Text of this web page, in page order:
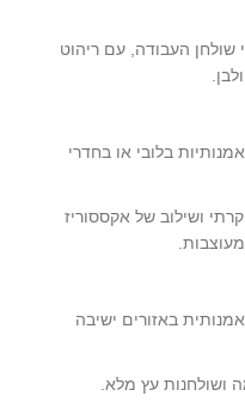
העבודה, עם ריהוט
בלובי או בחדרי
ושילוב של אקססוריז
באזורים ישיבה
ושולחנות עץ מלא.